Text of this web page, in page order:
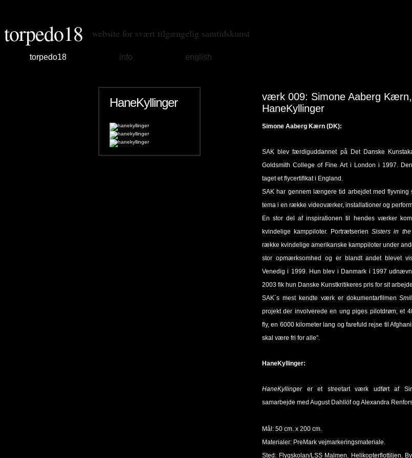
torpedo18 website for svært tilgængelig samtidskunst
torpedo18 info english
HaneKyllinger
værk 009: Simone Aaberg
HaneKyllinger
Simone Aaberg Kærn (DK):
SAK blev færdiguddannet på Det Danske
Goldsmith College of Fine Art i London i 1997.
taget et flycertifikat i England.
SAK har gennem længere tid arbejdet med flyvning
tema i en række videoværker, installationer og
En stor del af inspirationen til hendes værker
kvindelige kamppiloter. PortrætserienSisters in
række kvindelige amerikanske kamppiloter under
stor opmærksomhed og er blandt andet blevet
Venedig i 1999. Hun blev i Danmark i 1997
2003 fik hun Danske Kunstkritikeres pris for sit
SAK´s mest kendte værk er dokumentarfilmen
projekt der involverede en ung piges pilotdrøm, et
fly, en 6000 kilometer lang og farefuld rejse til
skal være fri for alle”.
HaneKyllinger:
HaneKyllingerer et streetart værk udført af
samarbejde med August Dahllöf og Alexandra
Mål: 50 cm. x 200 cm.
Materialer: PreMark vejmarkeringsmateriale.
Sted: Flygskolan/LSS Malmen, Helikopterflottiljen,